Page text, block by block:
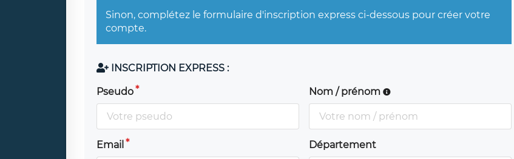
Sinon, complétez le formulaire d'inscription express ci-dessous pour créer votre
compte.
INSCRIPTION EXPRESS :
Pseudo Nom / prénom
Email Département